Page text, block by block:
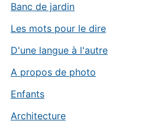
Banc de jardin
Les mots pour le dire
D'une langue à l'autre
A propos de photo
Enfants
Architecture